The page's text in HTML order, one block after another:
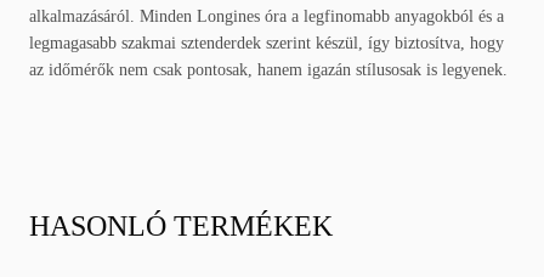
alkalmazásáról. Minden Longines óra a legfinomabb anyagokból és a
legmagasabb szakmai sztenderdek szerint készül, így biztosítva, hogy
az időmérők nem csak pontosak, hanem igazán stílusosak is legyenek.
HASONLÓ TERMÉKEK